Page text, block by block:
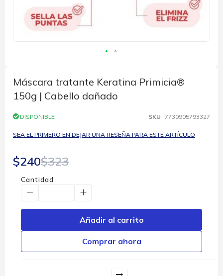
comienzo
de
la
de
imágenes
Máscara tratante Keratina Primicia®
150g | Cabello dañado
DISPONIBLE SKU 7730905793327
SEA EL PRIMERO EN DEJAR UNA RESEÑA PARA ESTE ARTÍCULO
$240$323
Cantidad
Añadir al carrito
Comprar ahora